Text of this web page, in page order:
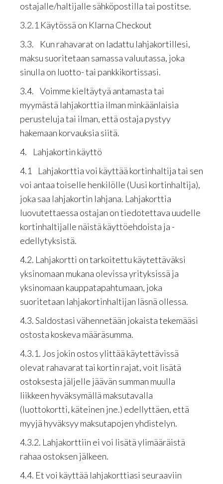
ostajalle/haltijalle sähköpostilla tai postitse.
3.2.1 Käytössä on Klarna Checkout
3.3. Kun rahavarat on ladattu lahjakortillesi,
maksu suoritetaan samassa valuutassa, joka
sinulla on luotto- tai pankkikortissasi.
3.4. Voimme kieltäytyä antamasta tai
myymästä lahjakorttia ilman minkäänlaisia
perusteluja tai ilman, että ostaja pystyy
hakemaan korvauksia siitä.
4. Lahjakortin käyttö
4.1 Lahjakorttia voi käyttää kortinhaltija tai sen
voi antaa toiselle henkilölle (Uusi kortinhaltija),
joka saa lahjakortin lahjana. Lahjakorttia
luovutettaessa ostajan on tiedotettava uudelle
kortinhaltijalle näistä käyttöehdoista ja -
edellytyksistä.
4.2. Lahjakortti on tarkoitettu käytettäväksi
yksinomaan mukana olevissa yrityksissä ja
yksinomaan kauppatapahtumaan, joka
suoritetaan lahjakortinhaltijan läsnä ollessa.
4.3. Saldostasi vähennetään jokaista tekemääsi
ostosta koskeva määräsumma.
4.3.1. Jos jokin ostos ylittää käytettävissä
olevat rahavarat tai kortin rajat, voit lisätä
ostoksesta jäljelle jäävän summan muulla
liikkeen hyväksymällä maksutavalla
(luottokortti, käteinen jne.) edellyttäen, että
myyjä hyväksyy maksutapojen yhdistelyn.
4.3.2. Lahjakorttiin ei voi lisätä ylimääräistä
rahaa ostoksen jälkeen.
4.4. Et voi käyttää lahjakorttiasi seuraaviin